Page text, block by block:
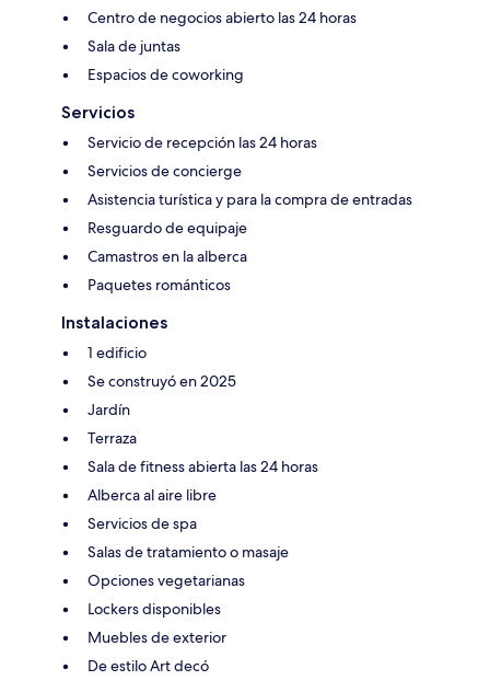
Centro de negocios abierto las 24 horas
Sala de juntas
Espacios de coworking
Servicios
Servicio de recepción las 24 horas
Servicios de concierge
Asistencia turística y para la compra de entradas
Resguardo de equipaje
Camastros en la alberca
Paquetes románticos
Instalaciones
1 edificio
Se construyó en 2025
Jardín
Terraza
Sala de fitness abierta las 24 horas
Alberca al aire libre
Servicios de spa
Salas de tratamiento o masaje
Opciones vegetarianas
Lockers disponibles
Muebles de exterior
De estilo Art decó